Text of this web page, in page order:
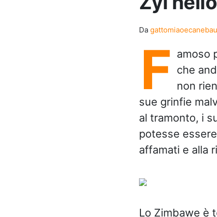
Da gattomiaoecanebau
F amoso
che
non
sue grinfie
al tramonto, i
potesse
affamati e alla
Lo Zimbawe è